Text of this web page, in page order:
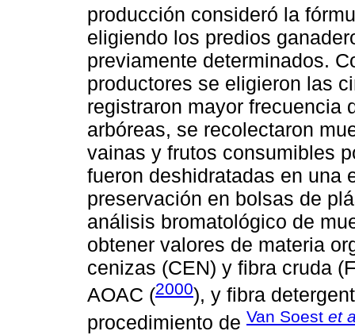
producción consideró la
eligiendo los predios
previamente determinados.
productores se eligieron las
registraron mayor frecuencia
arbóreas, se recolectaron
vainas y frutos consumibles
fueron deshidratadas en una
preservación en bolsas de
análisis bromatológico de
obtener valores de materia
cenizas (CEN) y fibra cruda
AOAC (2000), y fibra
procedimiento de Van Soest et